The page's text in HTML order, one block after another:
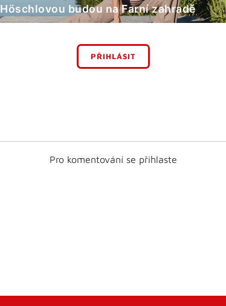
Höschlovou budou na Farní zahradě
PŘIHLÁSIT
Pro komentování se přihlaste